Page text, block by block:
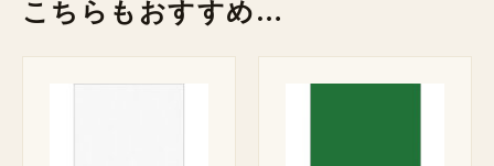
こちらもおすすめ…